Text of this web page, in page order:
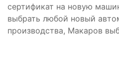
сертификат на новую
выбрать любой новый
производства, Макаров